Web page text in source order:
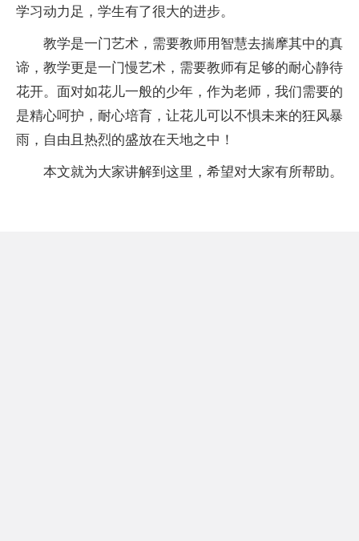
学习动力足，学生有了很大的进步。
教学是一门艺术，需要教师用智慧去揣摩其中的真
谛，教学更是一门慢艺术，需要教师有足够的耐心静待
花开。面对如花儿一般的少年，作为老师，我们需要的
是精心呵护，耐心培育，让花儿可以不惧未来的狂风暴
雨，自由且热烈的盛放在天地之中！
本文就为大家讲解到这里，希望对大家有所帮助。